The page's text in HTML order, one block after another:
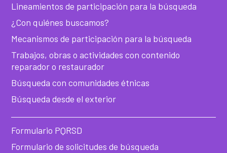
Lineamientos de participación para la búsqueda
¿Con quiénes buscamos?
Mecanismos de participación para la búsqueda
Trabajos, obras o actividades con contenido
reparador o restaurador
Búsqueda con comunidades étnicas
Búsqueda desde el exterior
Formulario PQRSD
Formulario de solicitudes de búsqueda